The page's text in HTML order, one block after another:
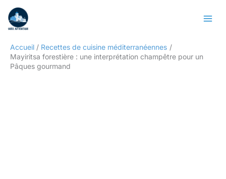
contenu
Accueil
Recettes de cuisine méditerranéennes
Mayiritsa forestière : une interprétation champêtre pour un
Pâques gourmand
Rechercher